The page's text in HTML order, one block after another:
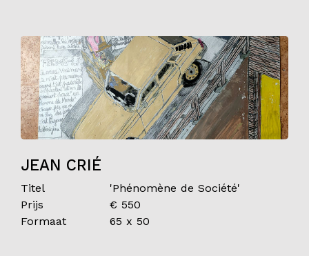
JEAN CRIÉ
Titel
'Phénomène de Société'
Prijs
€ 550
Formaat
65 x 50